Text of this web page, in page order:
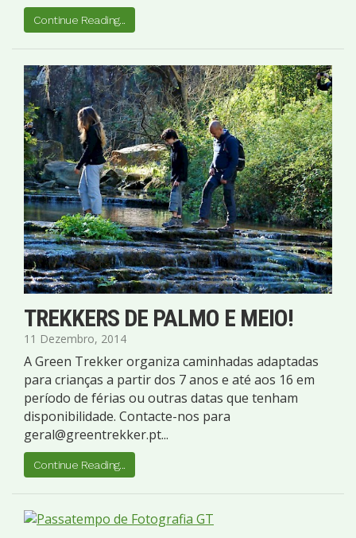
Continue Reading...
TREKKERS DE PALMO E MEIO!
11 Dezembro, 2014
A Green Trekker organiza caminhadas adaptadas
para crianças a partir dos 7 anos e até aos 16 em
período de férias ou outras datas que tenham
disponibilidade. Contacte-nos para
geral@greentrekker.pt...
Continue Reading...